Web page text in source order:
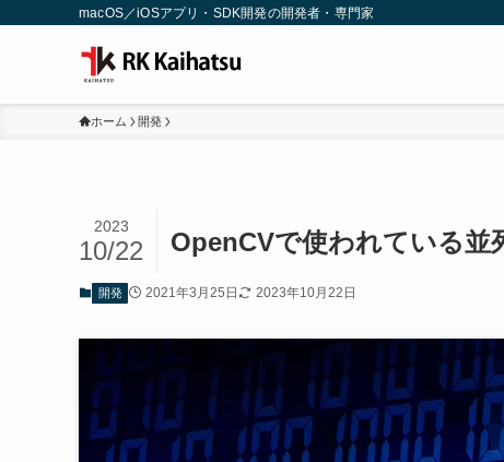
macOS／iOSアプリ・SDK開発の開発者・専門家
ホーム 開発
OpenCVで使われている並
2023
10/22
開発 2021年3月25日 2023年10月22日